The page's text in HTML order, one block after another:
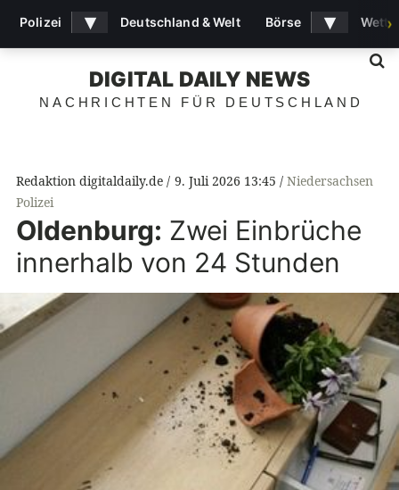
DIGITAL DAILY NEWS
NACHRICHTEN FÜR DEUTSCHLAND
Redaktion digitaldaily.de 9. Juli 2026 13:45
Niedersachsen
Polizei
Oldenburg: Zwei Einbrüche
innerhalb von 24 Stunden
Polizei ▾ Deutschland & Welt Börse ▾ ›